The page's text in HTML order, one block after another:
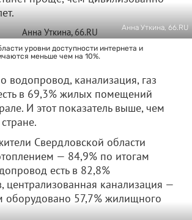
Анна Уткина, 66.RU
уровни доступности интернета и
меньше чем на 10%.
водопровод, канализация, газ
в 69,3% жилых помещений
И этот показатель выше, чем
Свердловской области
— 84,9% по итогам
есть в 82,8%
централизованная канализация —
оборудовано 57,7% жилищного